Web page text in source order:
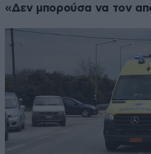
«Δεν μπορούσα να τον